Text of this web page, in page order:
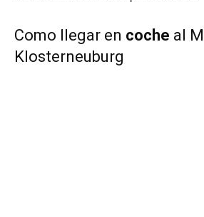
Como llegar en coche al
Klosterneuburg